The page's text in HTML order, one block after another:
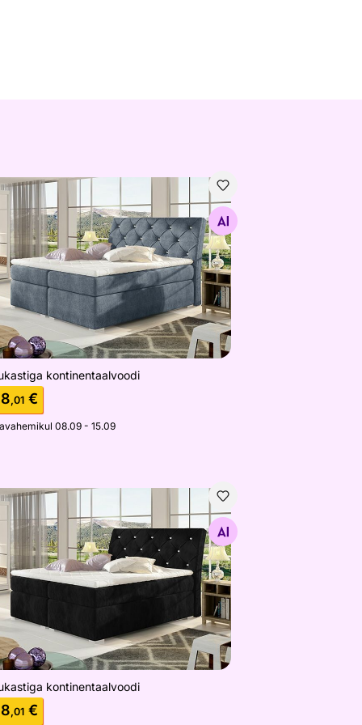
kontinentaalvoodi
Otsi sarnaseid
kontinentaalvoodi
,01€
08.09 - 15.09
kontinentaalvoodi
Otsi sarnaseid
kontinentaalvoodi
,01€